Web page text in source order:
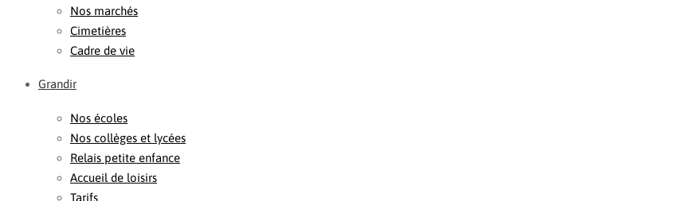
Nos marchés
Cimetières
Cadre de vie
Grandir
Nos écoles
Nos collèges et lycées
Relais petite enfance
Accueil de loisirs
Tarifs